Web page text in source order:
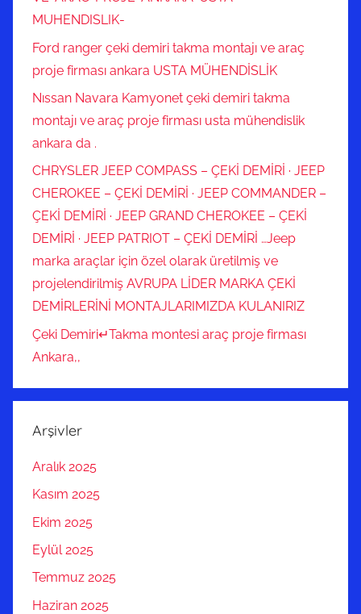
MUHENDISLIK-
Ford ranger çeki demiri takma montajı ve araç
proje firması ankara USTA MÜHENDİSLİK
Nıssan Navara Kamyonet çeki demiri takma
montajı ve araç proje firması usta mühendislik
ankara da .
CHRYSLER JEEP COMPASS – ÇEKİ DEMİRİ · JEEP
CHEROKEE – ÇEKİ DEMİRİ · JEEP COMMANDER –
ÇEKİ DEMİRİ · JEEP GRAND CHEROKEE – ÇEKİ
DEMİRİ · JEEP PATRIOT – ÇEKİ DEMİRİ …Jeep
marka araçlar için özel olarak üretilmiş ve
projelendirilmiş AVRUPA LİDER MARKA ÇEKİ
DEMİRLERİNİ MONTAJLARIMIZDA KULANIRIZ
Çeki Demiri↵Takma montesi araç proje firması
Ankara,,
Arşivler
Aralık 2025
Kasım 2025
Ekim 2025
Eylül 2025
Temmuz 2025
Haziran 2025